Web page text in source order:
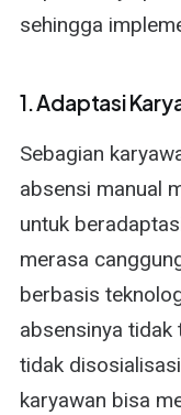
sehingga
1. Adaptasi
Sebagian
absensi manual
untuk
merasa
berbasis
absensinya tidak
tidak
karyawan bisa